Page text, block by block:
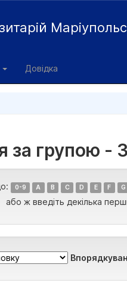
Довідка
за групою -
0-9 A B C D E F G
або ж введіть декілька